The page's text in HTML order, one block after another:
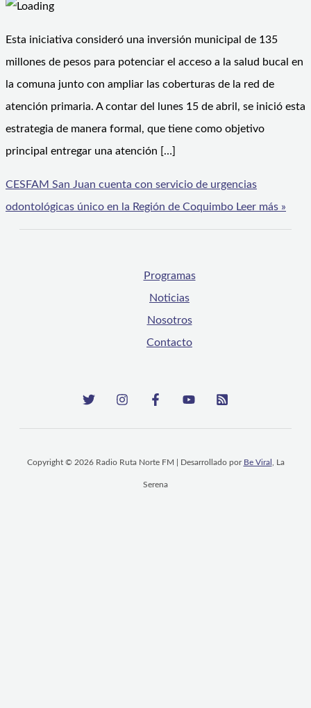
Esta iniciativa consideró una inversión municipal de 135
millones de pesos para potenciar el acceso a la salud bucal en
la comuna junto con ampliar las coberturas de la red de
atención primaria. A contar del lunes 15 de abril, se inició esta
estrategia de manera formal, que tiene como objetivo
principal entregar una atención […]
CESFAM San Juan cuenta con servicio de urgencias
odontológicas único en la Región de Coquimbo Leer más »
Programas
Noticias
Nosotros
Contacto
Copyright © 2026 Radio Ruta Norte FM | Desarrollado por Be Viral , La
Serena